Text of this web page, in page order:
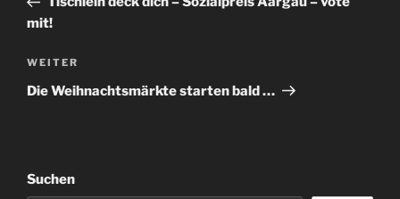
mit!
Nächster
Beitrag
WEITER
Die Weihnachtsmärkte starten bald …
Suchen